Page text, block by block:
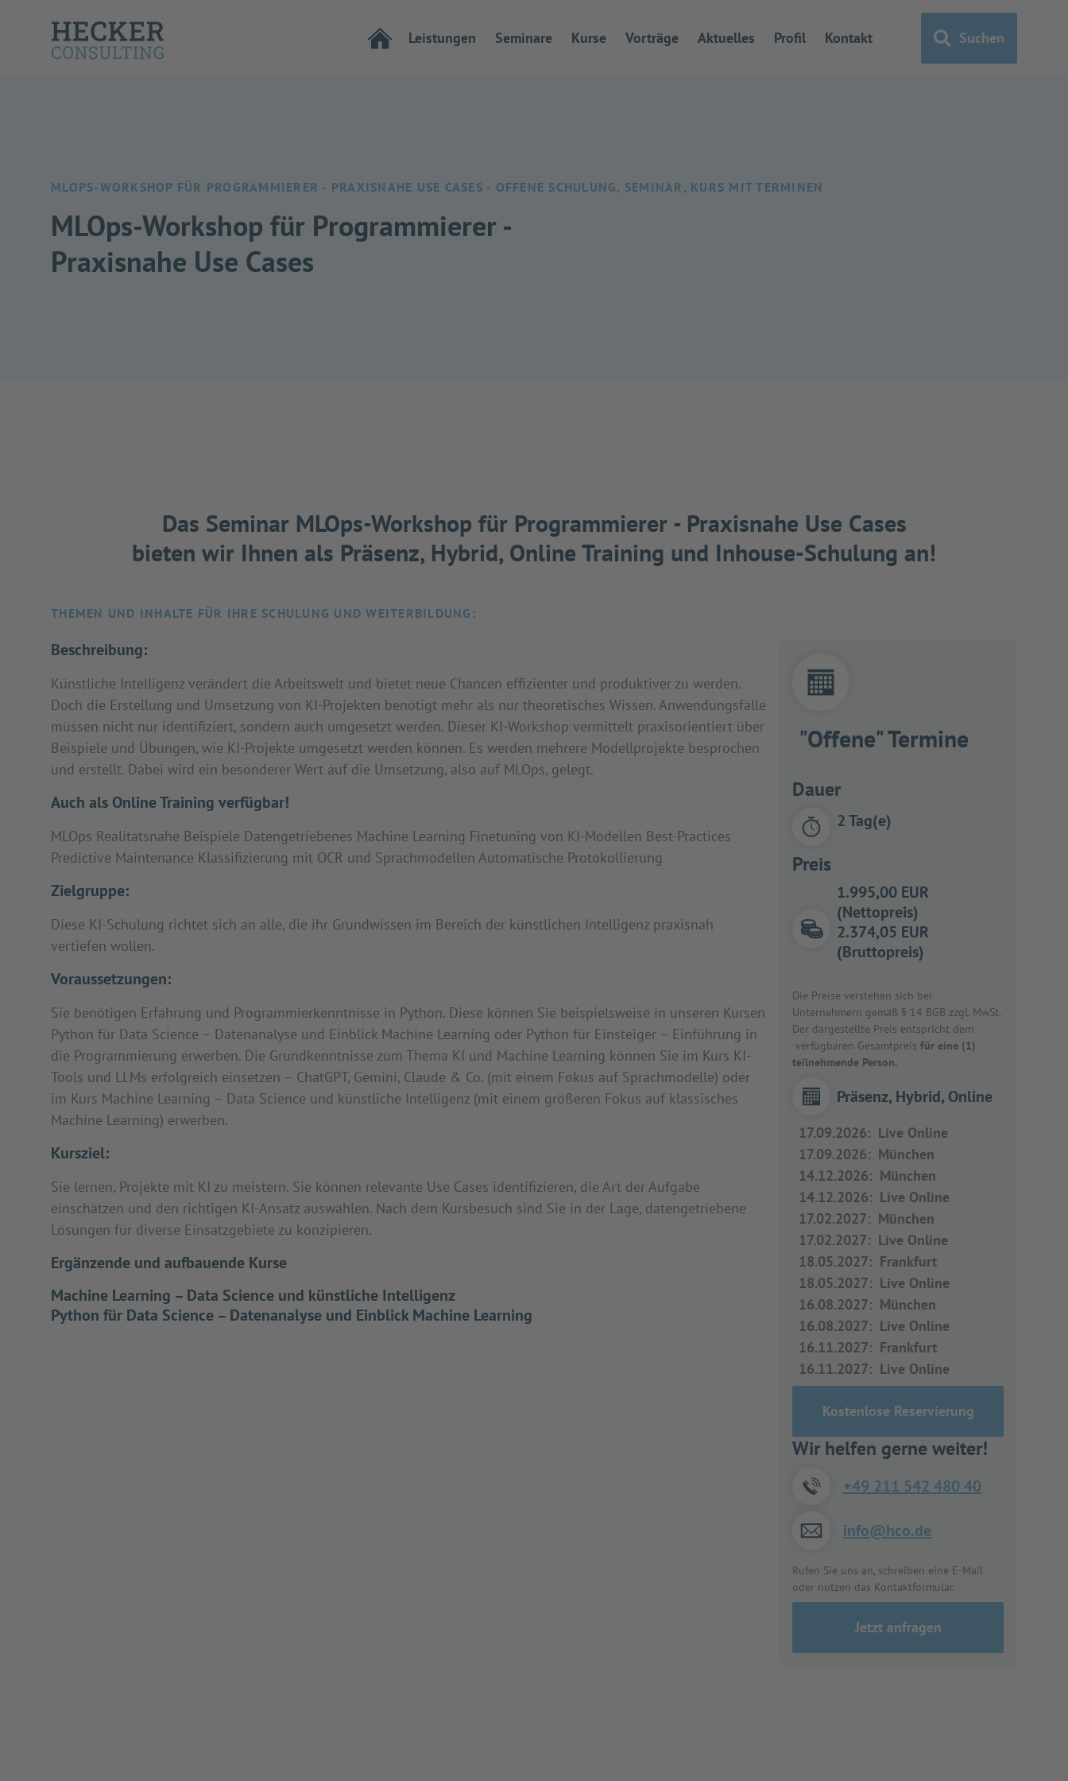
Leistungen Seminare Kurse Vorträge Aktuelles Profil Kontakt Suchen
MLOPS-WORKSHOP FÜR PROGRAMMIERER - PRAXISNAHE USE CASES - OFFENE SCHULUNG, SEMINAR, KURS MIT TERMINEN
MLOps-Workshop für Programmierer -
Praxisnahe Use Cases
Das Seminar MLOps-Workshop für Programmierer - Praxisnahe Use Cases
bieten wir Ihnen als Präsenz, Hybrid, Online Training und Inhouse-Schulung an!
THEMEN UND INHALTE FÜR IHRE SCHULUNG UND WEITERBILDUNG:
Beschreibung:
Künstliche Intelligenz verändert die Arbeitswelt und bietet neue Chancen effizienter und produktiver zu werden.
Doch die Erstellung und Umsetzung von KI-Projekten benötigt mehr als nur theoretisches Wissen. Anwendungsfälle
müssen nicht nur identifiziert, sondern auch umgesetzt werden. Dieser KI-Workshop vermittelt praxisorientiert über
Beispiele und Übungen, wie KI-Projekte umgesetzt werden können. Es werden mehrere Modellprojekte besprochen
und erstellt. Dabei wird ein besonderer Wert auf die Umsetzung, also auf MLOps, gelegt.
Auch als Online Training verfügbar!
MLOps Realitätsnahe Beispiele Datengetriebenes Machine Learning Finetuning von KI-Modellen Best-Practices
Predictive Maintenance Klassifizierung mit OCR und Sprachmodellen Automatische Protokollierung
Zielgruppe:
Diese KI-Schulung richtet sich an alle, die ihr Grundwissen im Bereich der künstlichen Intelligenz praxisnah
vertiefen wollen.
Voraussetzungen:
Sie benötigen Erfahrung und Programmierkenntnisse in Python. Diese können Sie beispielsweise in unseren Kursen
Python für Data Science – Datenanalyse und Einblick Machine Learning oder Python für Einsteiger – Einführung in
die Programmierung erwerben. Die Grundkenntnisse zum Thema KI und Machine Learning können Sie im Kurs KI-
Tools und LLMs erfolgreich einsetzen – ChatGPT, Gemini, Claude & Co. (mit einem Fokus auf Sprachmodelle) oder
im Kurs Machine Learning – Data Science und künstliche Intelligenz (mit einem größeren Fokus auf klassisches
Machine Learning) erwerben.
Kursziel:
Sie lernen, Projekte mit KI zu meistern. Sie können relevante Use Cases identifizieren, die Art der Aufgabe
einschätzen und den richtigen KI-Ansatz auswählen. Nach dem Kursbesuch sind Sie in der Lage, datengetriebene
Lösungen für diverse Einsatzgebiete zu konzipieren.
Ergänzende und aufbauende Kurse
Machine Learning – Data Science und künstliche Intelligenz
Python für Data Science – Datenanalyse und Einblick Machine Learning
"Offene" Termine
Dauer
2 Tag(e)
Preis
1.995,00 EUR
(Nettopreis)
2.374,05 EUR
(Bruttopreis)
Die Preise verstehen sich bei
Unternehmern gemäß § 14 BGB zzgl. MwSt.
Der dargestellte Preis entspricht dem
verfügbaren Gesamtpreis für eine (1)
teilnehmende Person.
Präsenz, Hybrid, Online
17.09.2026: Live Online
17.09.2026: München
14.12.2026: München
14.12.2026: Live Online
17.02.2027: München
17.02.2027: Live Online
18.05.2027: Frankfurt
18.05.2027: Live Online
16.08.2027: München
16.08.2027: Live Online
16.11.2027: Frankfurt
16.11.2027: Live Online
Kostenlose Reservierung
Wir helfen gerne weiter!
+49 211 542 480 40
info@hco.de
Rufen Sie uns an, schreiben eine E-Mail
oder nutzen das Kontaktformular.
Jetzt anfragen